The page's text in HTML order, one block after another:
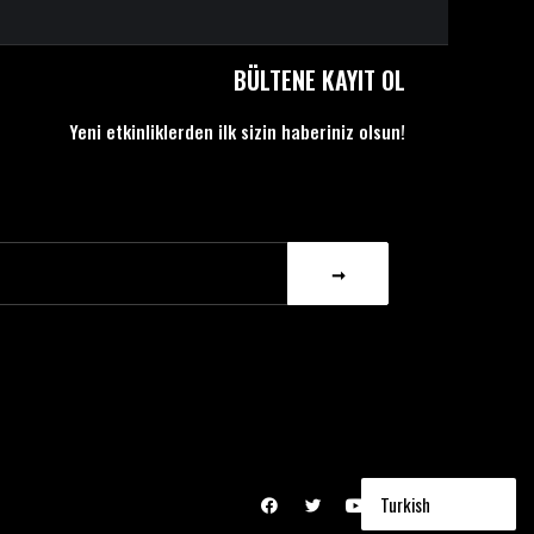
BÜLTENE KAYIT OL
Yeni etkinliklerden ilk sizin haberiniz olsun!